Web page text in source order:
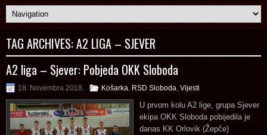
TAG ARCHIVES:A2 LIGA – SJEVER
A2 liga – Sjever: Pobjeda OKK Sloboda
18. Novembra 2018. Košarka RSD Sloboda Vijesti
U prvom kolu A2 lige, grupa Sjever
ekipa OKK Sloboda pobijedila je
danas KK Orlovik (Žepče)